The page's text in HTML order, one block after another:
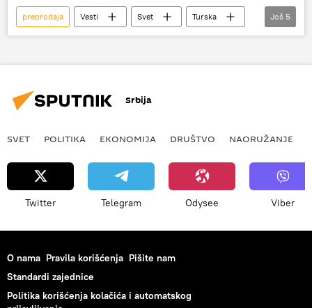
preprodaja Vesti Svet
Turska
Irak
Islamska država
Gas
Još 5
Srbija
SVET POLITIKA EKONOMIJA DRUŠTVO NAORUŽANJE
Twitter Telegram Odysee Viber
O nama Pravila korišćenja Pišite nam
Standardi zajednice
Politika korišćenja kolačića i automatskog